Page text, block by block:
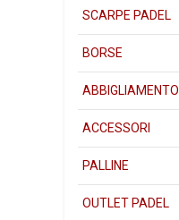
SCARPE PADEL
BORSE
ABBIGLIAMENTO
ACCESSORI
PALLINE
OUTLET PADEL